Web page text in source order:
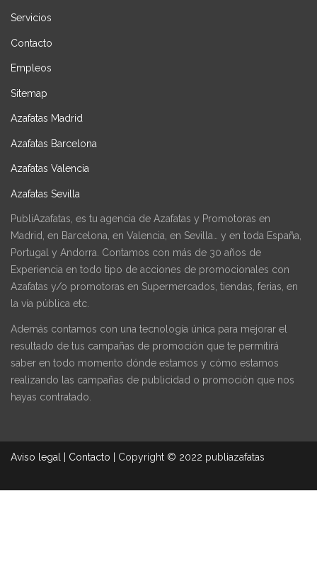
Servicios
Contacto
Empleos
Sitemap
Azafatas Madrid
Azafatas Barcelona
Azafatas Valencia
Azafatas Sevilla
PubliAzafatas, es tu agencia de Azafatas y Promotoras en
Madrid, en Barcelona, en Valencia, en Sevilla… y en toda España,
Portugal y Andorra. Contamos con más de 30 años de
Experiencia en todo tipo de acciones de promocionales con
Azafatas y/o promotoras en Supermercados, tiendas, ferias, en
la vía pública etc.
Además contamos con una tecnología única para mejorar el
resultado de tus campañas de promoción que te permitirá
saber en todo momento dónde estamos y cómo estamos
realizando las campañas de publicidad o promoción que nos
hayas contratado.
Aviso legal Contacto Copyright © 2022 publiazafatas